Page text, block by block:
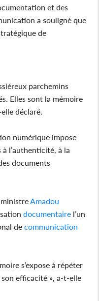
et des
a souligné que
de
parchemins
Elles sont la mémoire
déclaré.
numérique impose
l’authenticité, à la
documents
Amadou
documentaire l’un
de communication
s’expose à répéter
efficacité », a-t-elle